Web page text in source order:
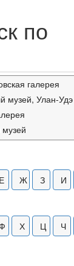
по
галерея
музей, Улан-Удэ
музей
музей